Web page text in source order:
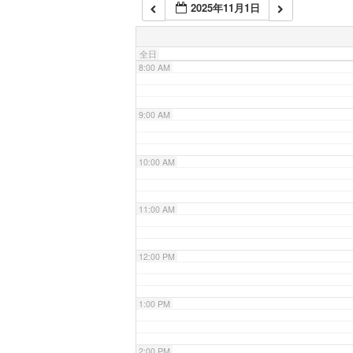
2025年11月1日
全日
7:00 AM
8:00 AM
9:00 AM
10:00 AM
11:00 AM
12:00 PM
1:00 PM